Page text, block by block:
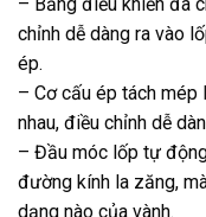
chỉnh dễ dàng ra vào
ép.
– Cơ cấu ép tách
nhau, điều chỉnh dễ
– Đầu móc lốp tự
đường kính la zăng,
dạng nào của vành.